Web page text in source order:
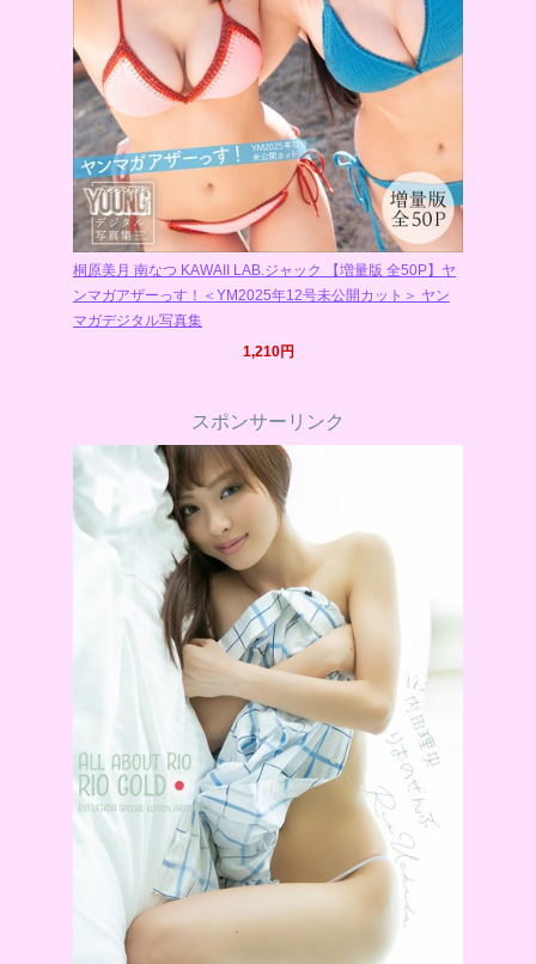
桐原美月 南なつ KAWAII LAB.ジャック 【増量版 全50P】ヤ
ンマガアザーっす！＜YM2025年12号未公開カット＞ ヤン
マガデジタル写真集
1,210円
スポンサーリンク